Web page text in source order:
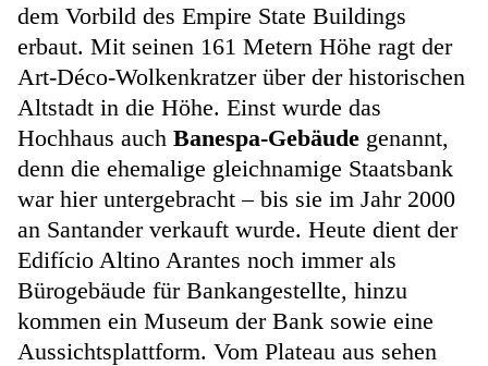
dem Vorbild des Empire State Buildings
erbaut. Mit seinen 161 Metern Höhe ragt der
Art-Déco-Wolkenkratzer über der historischen
Altstadt in die Höhe. Einst wurde das
Hochhaus auch Banespa-Gebäude genannt,
denn die ehemalige gleichnamige Staatsbank
war hier untergebracht – bis sie im Jahr 2000
an Santander verkauft wurde. Heute dient der
Edifício Altino Arantes noch immer als
Bürogebäude für Bankangestellte, hinzu
kommen ein Museum der Bank sowie eine
Aussichtsplattform. Vom Plateau aus sehen